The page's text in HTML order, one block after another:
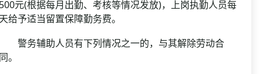
元(根据每月出勤、考核等情况发放)，上岗执勤人员每
给予适当留置保障勤务费。
务辅助人员有下列情况之一的，与其解除劳动合
。